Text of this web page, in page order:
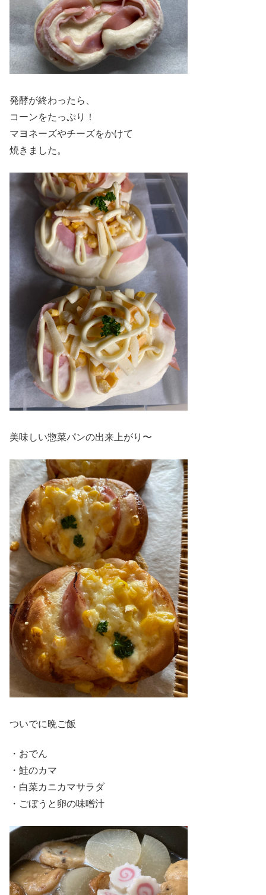
発酵が終わったら、
コーンをたっぷり！
マヨネーズやチーズをかけて
焼きました。
美味しい惣菜パンの出来上がり〜
ついでに晩ご飯
・おでん
・鮭のカマ
・白菜カニカマサラダ
・ごぼうと卵の味噌汁